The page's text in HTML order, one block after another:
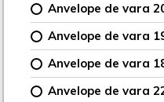
Anvelope de vara
Anvelope de vara
Anvelope de vara
Anvelope de vara